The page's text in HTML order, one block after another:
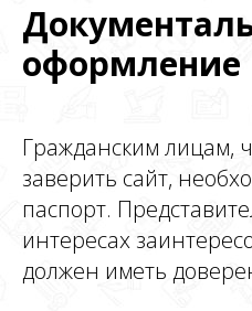
оформление
Гражданским лицам,
заверить сайт,
паспорт.
интересах
должен иметь